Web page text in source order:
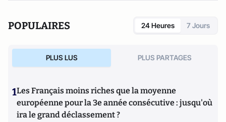
POPULAIRES 24 Heures 7 Jours
PLUS LUS PLUS PARTAGES
1Les Français moins riches que la moyenne
européenne pour la 3e année consécutive : jusqu'où
ira le grand déclassement ?